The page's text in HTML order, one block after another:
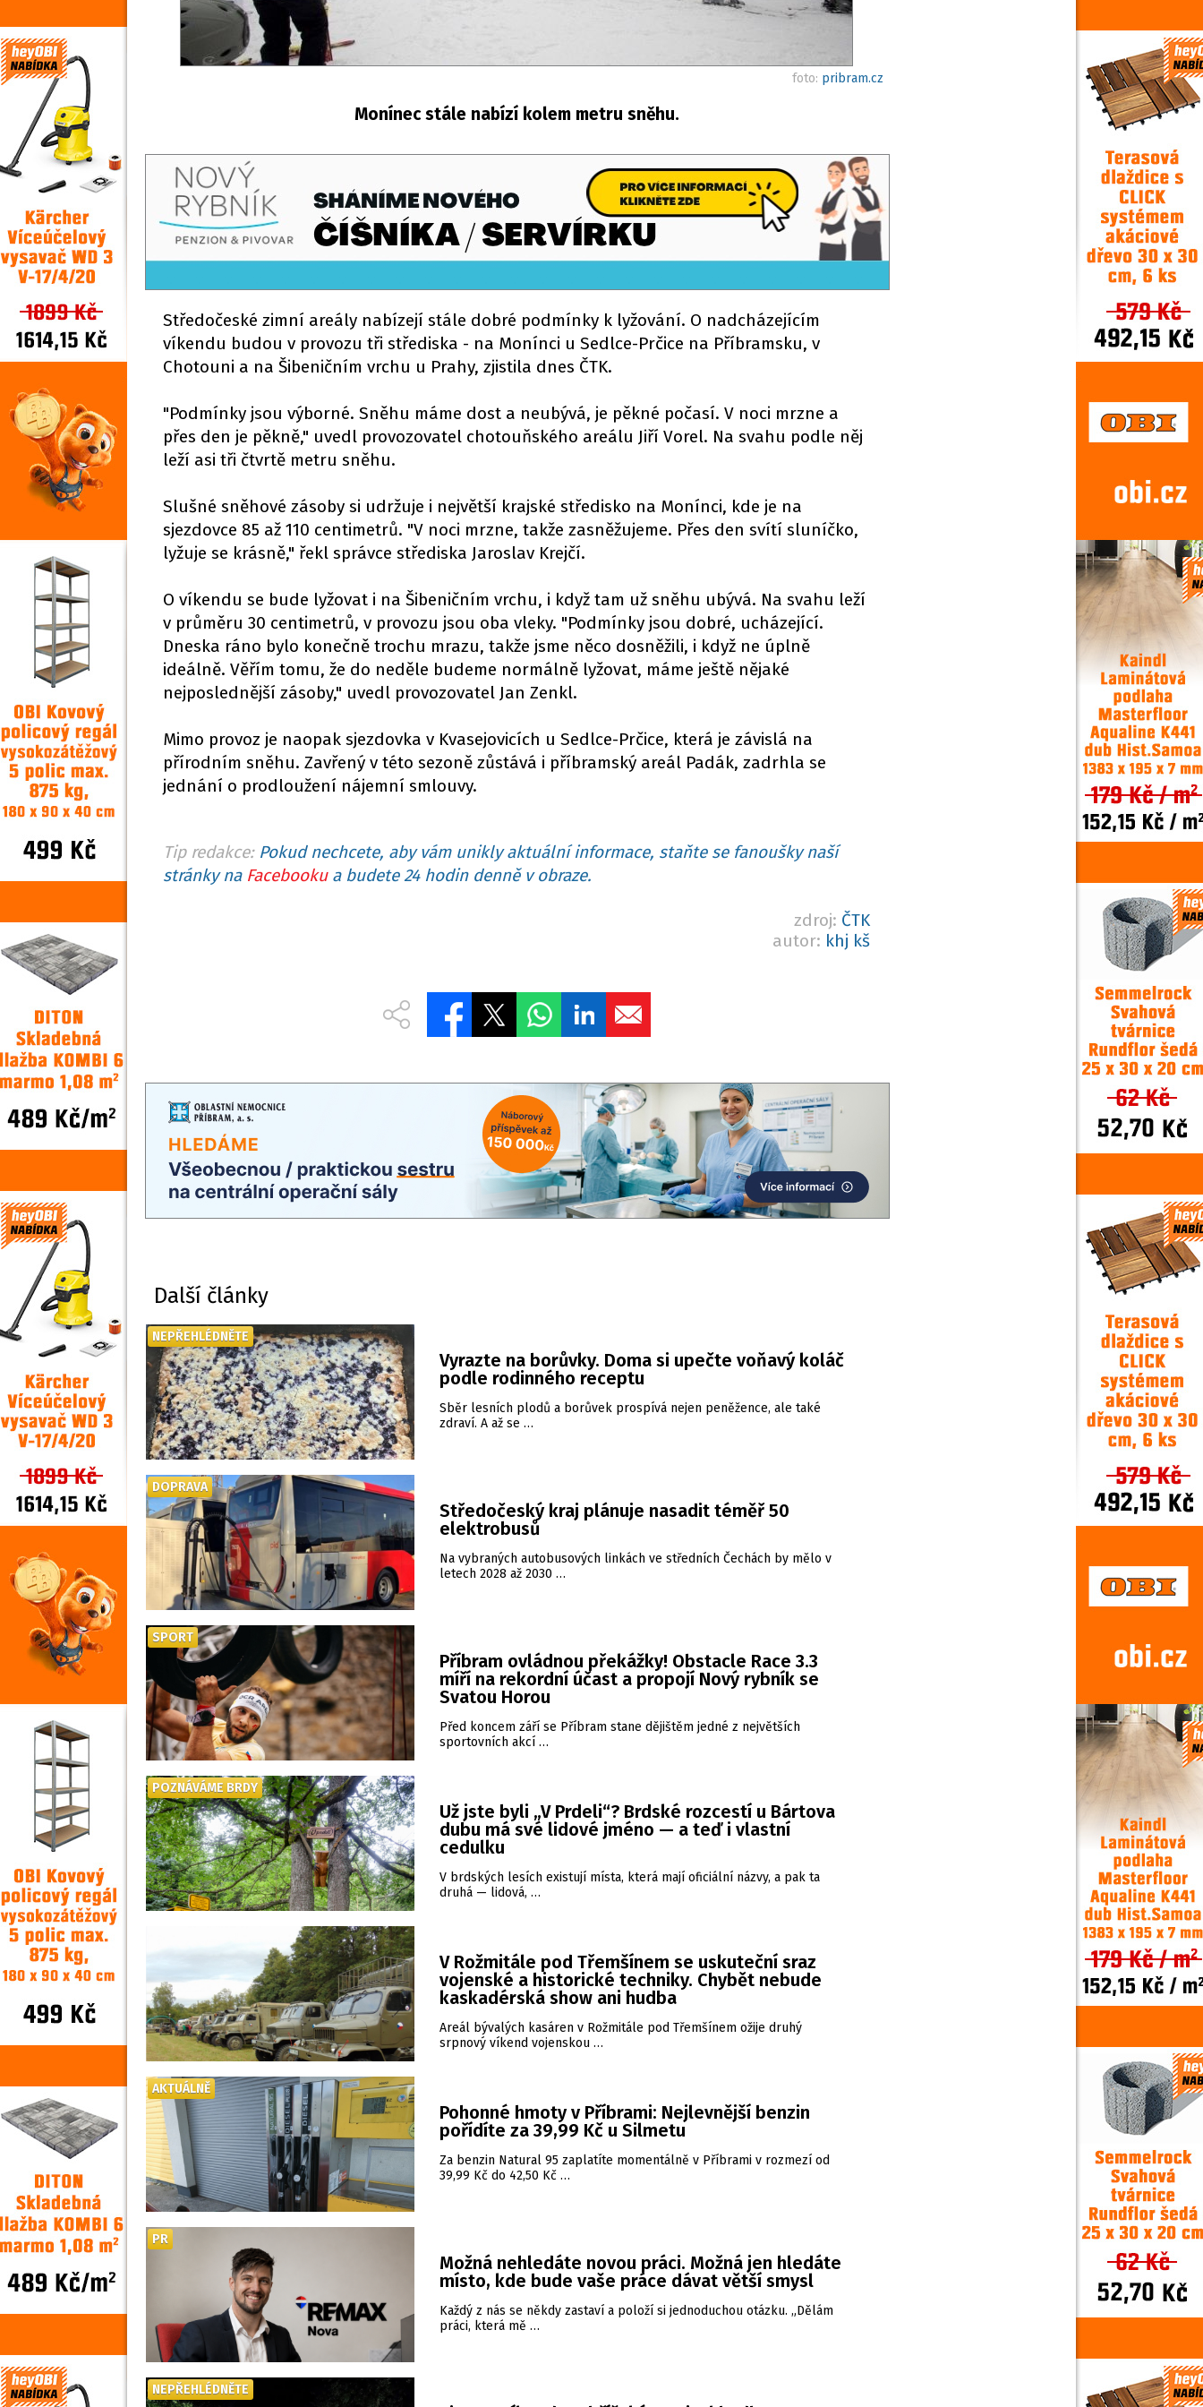
foto: pribram.cz
Monínec stále nabízí kolem metru sněhu.
Středočeské zimní areály nabízejí stále dobré podmínky k lyžování. O nadcházejícím
víkendu budou v provozu tři střediska - na Monínci u Sedlce-Prčice na Příbramsku, v
Chotouni a na Šibeničním vrchu u Prahy, zjistila dnes ČTK.
"Podmínky jsou výborné. Sněhu máme dost a neubývá, je pěkné počasí. V noci mrzne a
přes den je pěkně," uvedl provozovatel chotouňského areálu Jiří Vorel. Na svahu podle něj
leží asi tři čtvrtě metru sněhu.
Slušné sněhové zásoby si udržuje i největší krajské středisko na Monínci, kde je na
sjezdovce 85 až 110 centimetrů. "V noci mrzne, takže zasněžujeme. Přes den svítí sluníčko,
lyžuje se krásně," řekl správce střediska Jaroslav Krejčí.
O víkendu se bude lyžovat i na Šibeničním vrchu, i když tam už sněhu ubývá. Na svahu leží
v průměru 30 centimetrů, v provozu jsou oba vleky. "Podmínky jsou dobré, ucházející.
Dneska ráno bylo konečně trochu mrazu, takže jsme něco dosněžili, i když ne úplně
ideálně. Věřím tomu, že do neděle budeme normálně lyžovat, máme ještě nějaké
nejposlednější zásoby," uvedl provozovatel Jan Zenkl.
Mimo provoz je naopak sjezdovka v Kvasejovicích u Sedlce-Prčice, která je závislá na
přírodním sněhu. Zavřený v této sezoně zůstává i příbramský areál Padák, zadrhla se
jednání o prodloužení nájemní smlouvy.
Tip redakce: Pokud nechcete, aby vám unikly aktuální informace, staňte se fanoušky naší
stránky na Facebookua budete 24 hodin denně v obraze.
zdroj: ČTK
autor: khj kš
Další články
Vyrazte na borůvky. Doma si upečte voňavý koláč
podle rodinného receptu
Sběr lesních plodů a borůvek prospívá nejen peněžence, ale také
zdraví. A až se …
NEPŘEHLÉDNĚTE
Středočeský kraj plánuje nasadit téměř 50
elektrobusů
Na vybraných autobusových linkách ve středních Čechách by mělo v
letech 2028 až 2030 …
DOPRAVA
Příbram ovládnou překážky! Obstacle Race 3.3
míří na rekordní účast a propojí Nový rybník se
Svatou Horou
Před koncem září se Příbram stane dějištěm jedné z největších
sportovních akcí …
SPORT
Už jste byli „V Prdeli“? Brdské rozcestí u Bártova
dubu má své lidové jméno — a teď i vlastní
cedulku
V brdských lesích existují místa, která mají oficiální názvy, a pak ta
druhá — lidová, …
POZNÁVÁME BRDY
V Rožmitále pod Třemšínem se uskuteční sraz
vojenské a historické techniky. Chybět nebude
kaskadérská show ani hudba
Areál bývalých kasáren v Rožmitále pod Třemšínem ožije druhý
srpnový víkend vojenskou …
Pohonné hmoty v Příbrami: Nejlevnější benzin
pořídíte za 39,99 Kč u Silmetu
Za benzin Natural 95 zaplatíte momentálně v Příbrami v rozmezí od
39,99 Kč do 42,50 Kč …
AKTUÁLNĚ
Možná nehledáte novou práci. Možná jen hledáte
místo, kde bude vaše práce dávat větší smysl
Každý z nás se někdy zastaví a položí si jednoduchou otázku. „Dělám
práci, která mě …
PR
NEPŘEHLÉDNĚTE